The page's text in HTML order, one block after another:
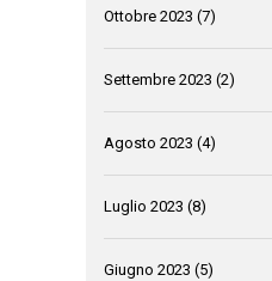
Ottobre 2023 (7)
Settembre 2023 (2)
Agosto 2023 (4)
Luglio 2023 (8)
Giugno 2023 (5)